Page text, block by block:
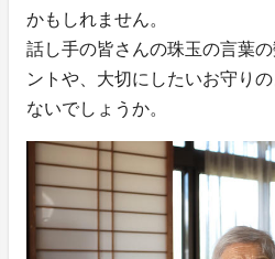
かもしれません。
話し手の皆さんの珠玉の言葉
ントや、大切にしたいお守り
ないでしょうか。